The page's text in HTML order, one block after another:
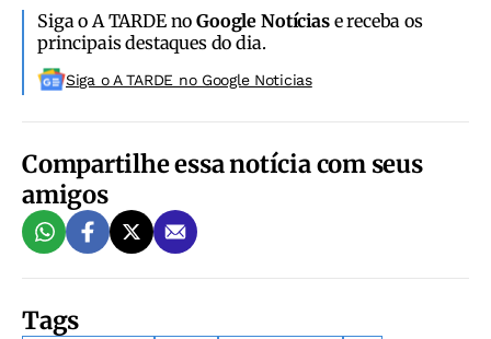
Siga o A TARDE noGoogle Notíciase receba os
principais destaques do dia.
Siga o A TARDE no Google Noticias
Compartilhe essa notícia com seus
amigos
Tags